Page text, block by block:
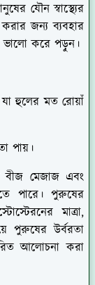
যৌন স্বাস্থ্যের
জন্য ব্যবহার
করে পড়ুন।
হুলের মত রোয়াঁ
পায়।
বীজ মেজাজ এবং
পারে। পুরুষের
মাত্রা,
পুরুষের উর্বরতা
আলোচনা করা